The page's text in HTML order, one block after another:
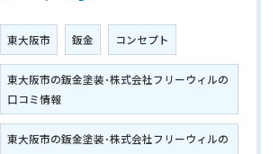
東大阪市 鈑金 コンセプト
東大阪市の鈑金塗装･株式会社フリーウィルの
口コミ情報
東大阪市の鈑金塗装･株式会社フリーウィルの